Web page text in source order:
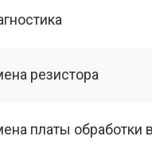
резистора
платы обработки